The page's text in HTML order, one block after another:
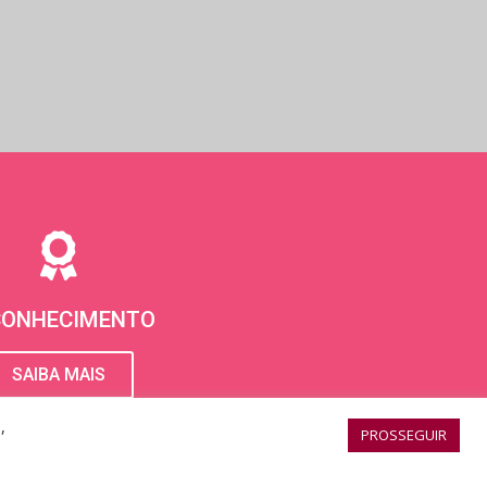
SAIBA MAIS
PROSSEGUIR